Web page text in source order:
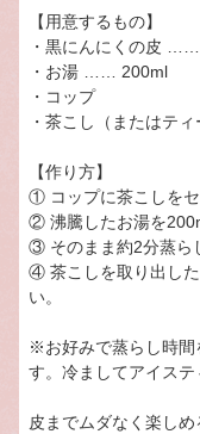
【用意するもの】
・黒にんにくの皮
・お湯 …… 200ml
・コップ
・茶こし（またはティ
【作り方】
① コップに茶こしをセ
② 沸騰したお湯を
③ そのまま約2分蒸ら
④ 茶こしを取り出し
い。
※お好みで蒸らし時間
す。冷ましてアイステ
皮までムダなく楽しめ